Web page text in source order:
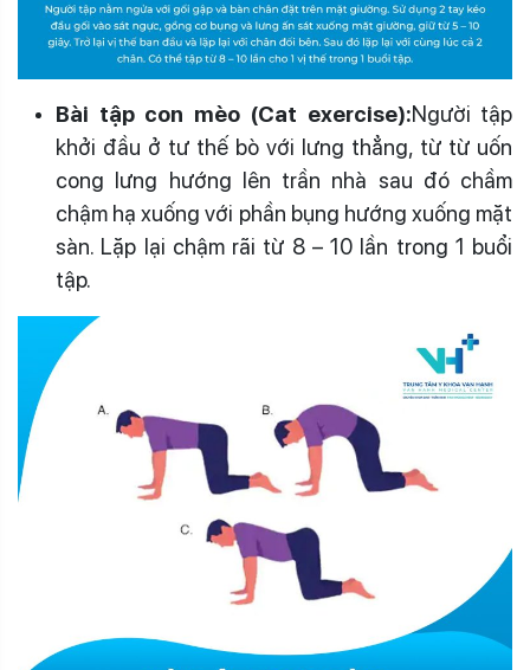
Bài tập con mèo (Cat exercise):Người tập
khởi đầu ở tư thế bò với lưng thẳng, từ từ uốn
cong lưng hướng lên trần nhà sau đó chầm
chậm hạ xuống với phần bụng hướng xuống mặt
sàn. Lặp lại chậm rãi từ 8 – 10 lần trong 1 buổi
tập.